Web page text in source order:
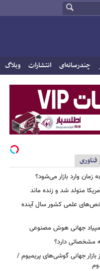
چندرسانه‌ای انتشارات وبلاگ
زمان وارد بازار می‌شود؟
متولد شد و زنده ماند
علمی کشور سال آینده
جهانی هوش مصنوعی
جهانی گوشی‌های پریمیوم /